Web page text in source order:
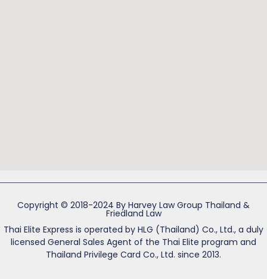
Copyright © 2018-2024 By Harvey Law Group Thailand &
Friedland Law
Thai Elite Express is operated by HLG (Thailand) Co., Ltd., a duly
licensed General Sales Agent of the Thai Elite program and
Thailand Privilege Card Co., Ltd. since 2013.